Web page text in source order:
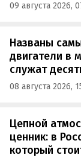
09 августа 2026,
Названы
двигатели в
служат
08 августа 2026,
Цепной
ценник: в
который